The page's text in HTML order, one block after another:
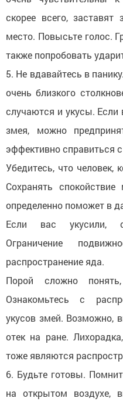
скорее всего,
место. Повысьте голос.
также попробовать
5. Не вдавайтесь в
очень близкого
случаются и укусы. Если
змея, можно
эффективно справиться
Убедитесь, что человек,
Сохранять
определенно поможет в
Если вас укусили,
Ограничение
распространение яда.
Порой сложно
Ознакомьтесь с
укусов змей. Возможно,
отек на ране.
тоже являются
6. Будьте готовы.
на открытом